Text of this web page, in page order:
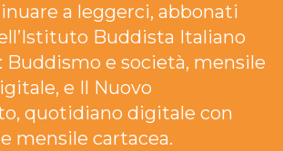
a leggerci, abbonati
Buddista Italiano
Buddismo e società, mensile
e Il Nuovo
quotidiano digitale con
mensile cartacea.